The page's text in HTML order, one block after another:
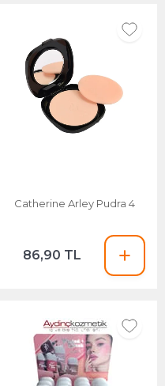
Catherine Arley Pudra 4
86,90 TL